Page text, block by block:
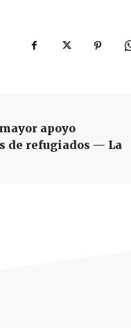
apoyo
de refugiados — La